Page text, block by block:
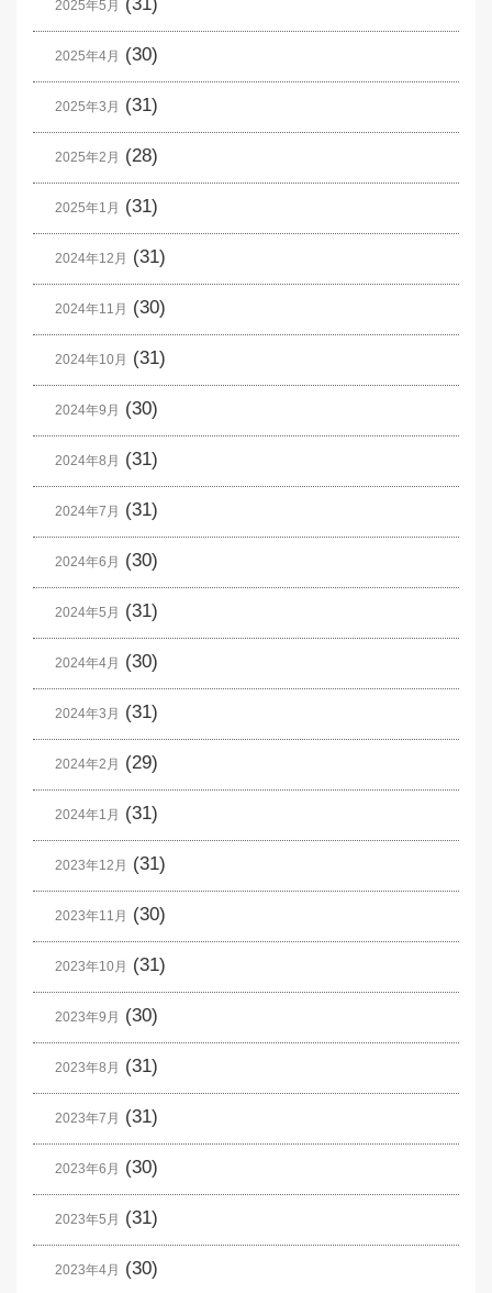
2025年5月
2025年4月 (30)
2025年3月 (31)
2025年2月 (28)
2025年1月 (31)
2024年12月 (31)
2024年11月 (30)
2024年10月 (31)
2024年9月 (30)
2024年8月 (31)
2024年7月 (31)
2024年6月 (30)
2024年5月 (31)
2024年4月 (30)
2024年3月 (31)
2024年2月 (29)
2024年1月 (31)
2023年12月 (31)
2023年11月 (30)
2023年10月 (31)
2023年9月 (30)
2023年8月 (31)
2023年7月 (31)
2023年6月 (30)
2023年5月 (31)
2023年4月 (30)